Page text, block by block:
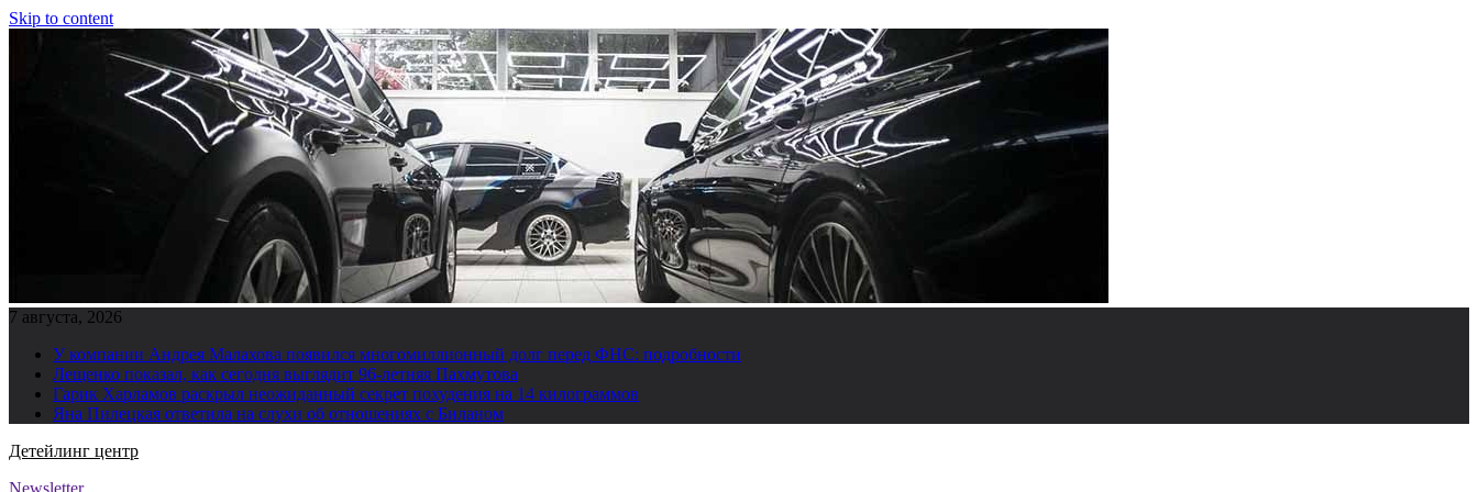
Skip to content
7 августа, 2026
У компании Андрея Малахова появился многомиллионный долг перед ФНС: подробности
Лещенко показал, как сегодня выглядит 96-летняя Пахмутова
Гарик Харламов раскрыл неожиданный секрет похудения на 14 килограммов
Яна Пилецкая ответила на слухи об отношениях с Биланом
Детейлинг центр
Newsletter